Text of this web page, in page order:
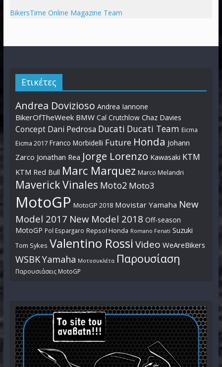
BikersTime Online Magazine Team
Ετικέτες
Andrea Dovizioso Andrea Iannone
BikerOfTheWeek BMW Cal Crutchlow Chaz Davies
Concept Dani Pedrosa Ducati Ducati Team Eicma
Eicma 2017 Franco Morbidelli Future Honda Johann
Zarco Jonathan Rea Jorge Lorenzo Kawasaki KTM
KTM Red Bull Marc Marquez Marco Melandri
Maverick Vinales Moto2 Moto3
MotoGP MotoGP 2018 Movistar Yamaha New
Model 2017 New Model 2018 Off-season
MotoGP Pol Espargaro Repsol Honda Romano Fenati Suzuki
Tom Sykes Valentino Rossi Video WeAreBikers
WSBKYamaha Μοτοσυκλέτα Παρουσίαση
Παρουσιάσεις MotoGP